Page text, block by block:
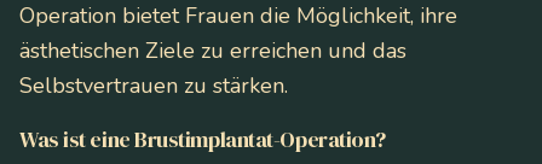
Operation bietet Frauen die Möglichkeit, ihre
ästhetischen Ziele zu erreichen und das
Selbstvertrauen zu stärken.
Was ist eine Brustimplantat-Operation?